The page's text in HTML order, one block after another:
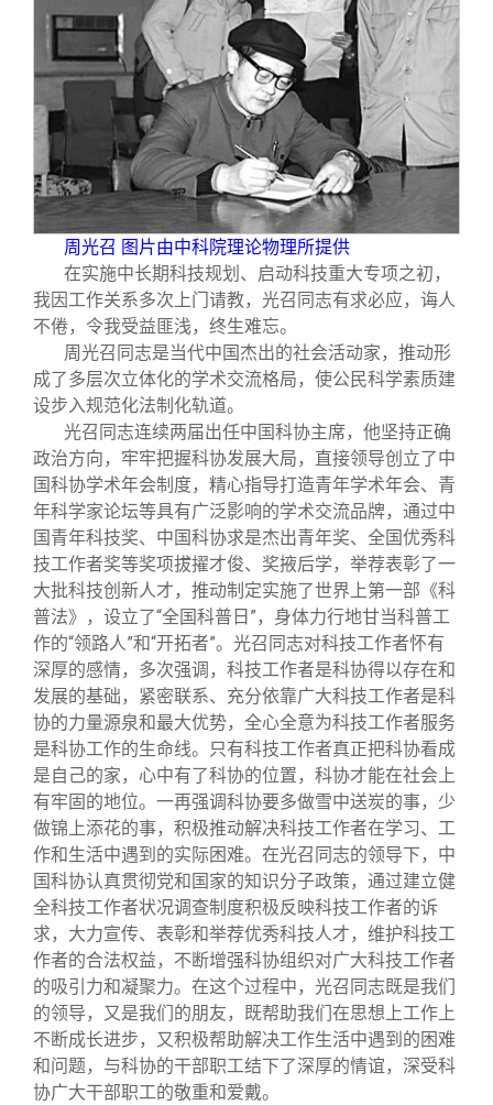
周光召 图片由中科院理论物理所提供
在实施中长期科技规划、启动科技重大专项之初，
我因工作关系多次上门请教，光召同志有求必应，诲人
不倦，令我受益匪浅，终生难忘。
周光召同志是当代中国杰出的社会活动家，推动形
成了多层次立体化的学术交流格局，使公民科学素质建
设步入规范化法制化轨道。
光召同志连续两届出任中国科协主席，他坚持正确
政治方向，牢牢把握科协发展大局，直接领导创立了中
国科协学术年会制度，精心指导打造青年学术年会、青
年科学家论坛等具有广泛影响的学术交流品牌，通过中
国青年科技奖、中国科协求是杰出青年奖、全国优秀科
技工作者奖等奖项拔擢才俊、奖掖后学，举荐表彰了一
大批科技创新人才，推动制定实施了世界上第一部《科
普法》，设立了“全国科普日”，身体力行地甘当科普工
作的“领路人”和“开拓者”。光召同志对科技工作者怀有
深厚的感情，多次强调，科技工作者是科协得以存在和
发展的基础，紧密联系、充分依靠广大科技工作者是科
协的力量源泉和最大优势，全心全意为科技工作者服务
是科协工作的生命线。只有科技工作者真正把科协看成
是自己的家，心中有了科协的位置，科协才能在社会上
有牢固的地位。一再强调科协要多做雪中送炭的事，少
做锦上添花的事，积极推动解决科技工作者在学习、工
作和生活中遇到的实际困难。在光召同志的领导下，中
国科协认真贯彻党和国家的知识分子政策，通过建立健
全科技工作者状况调查制度积极反映科技工作者的诉
求，大力宣传、表彰和举荐优秀科技人才，维护科技工
作者的合法权益，不断增强科协组织对广大科技工作者
的吸引力和凝聚力。在这个过程中，光召同志既是我们
的领导，又是我们的朋友，既帮助我们在思想上工作上
不断成长进步，又积极帮助解决工作生活中遇到的困难
和问题，与科协的干部职工结下了深厚的情谊，深受科
协广大干部职工的敬重和爱戴。